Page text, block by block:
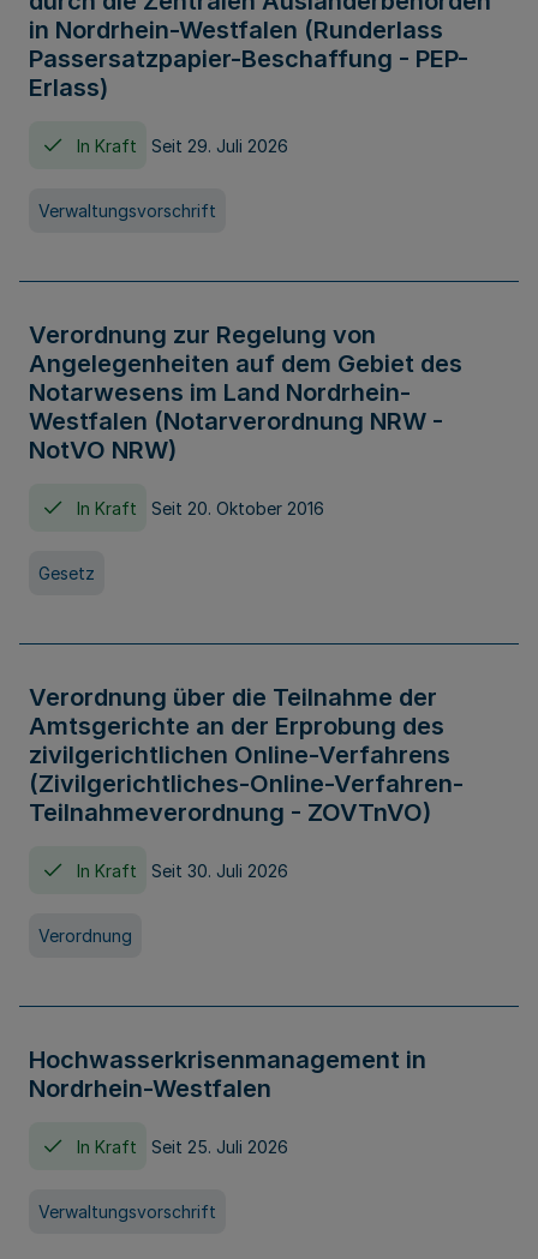
in Nordrhein-Westfalen (Runderlass
Passersatzpapier-Beschaffung - PEP-
Erlass)
In Kraft Seit 29. Juli 2026
Verwaltungsvorschrift
Verordnung zur Regelung von
Angelegenheiten auf dem Gebiet des
Notarwesens im Land Nordrhein-
Westfalen (Notarverordnung NRW -
NotVO NRW)
In Kraft Seit 20. Oktober 2016
Gesetz
Verordnung über die Teilnahme der
Amtsgerichte an der Erprobung des
zivilgerichtlichen Online-Verfahrens
(Zivilgerichtliches-Online-Verfahren-
Teilnahmeverordnung - ZOVTnVO)
In Kraft Seit 30. Juli 2026
Verordnung
Hochwasserkrisenmanagement in
Nordrhein-Westfalen
In Kraft Seit 25. Juli 2026
Verwaltungsvorschrift